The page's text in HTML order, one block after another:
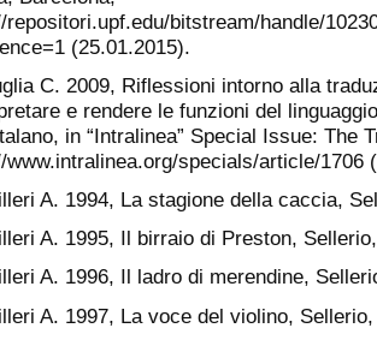
repositori.upf.edu/bitstream/handle/
(25.01.2015).
C. 2009, Riflessioni intorno alla
e rendere le funzioni del
in “Intralinea” Special Issue: The
www.intralinea.org/specials/article/1706
A. 1994, La stagione della caccia,
A. 1995, Il birraio di Preston,
A. 1996, Il ladro di merendine,
A. 1997, La voce del violino,